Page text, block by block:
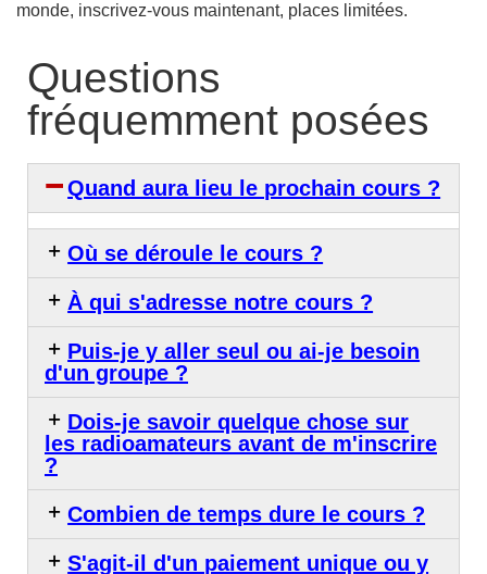
monde, inscrivez-vous maintenant, places limitées.
Questions
fréquemment posées
Quand aura lieu le prochain cours ?
Où se déroule le cours ?
À qui s'adresse notre cours ?
Puis-je y aller seul ou ai-je besoin
d'un groupe ?
Dois-je savoir quelque chose sur
les radioamateurs avant de m'inscrire
?
Combien de temps dure le cours ?
S'agit-il d'un paiement unique ou y